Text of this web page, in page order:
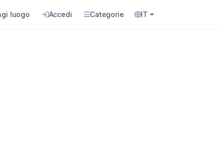
luogo Accedi Categorie IT